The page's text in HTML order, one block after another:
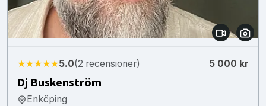
★★★★★5.0(2 recensioner) 5 000 kr
Dj Buskenström
Enköping